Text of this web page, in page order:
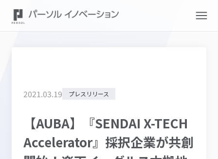
2021.03.19 プレスリリース
【AUBA】『SENDAI X-TECH
Accelerator』採択企業が共創